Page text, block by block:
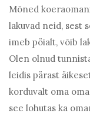
Mõned
lakuvad neid, sest
imeb pöialt, võib
Olen olnud
leidis pärast
korduvalt oma
see lohutas ka